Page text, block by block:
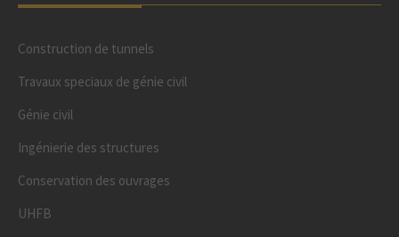
Construction de tunnels
Travaux speciaux de génie civil
Génie civil
Ingénierie des structures
Conservation des ouvrages
UHFB